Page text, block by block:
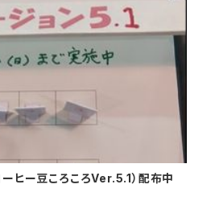
ヒー豆ころころVer.5.1）配布中